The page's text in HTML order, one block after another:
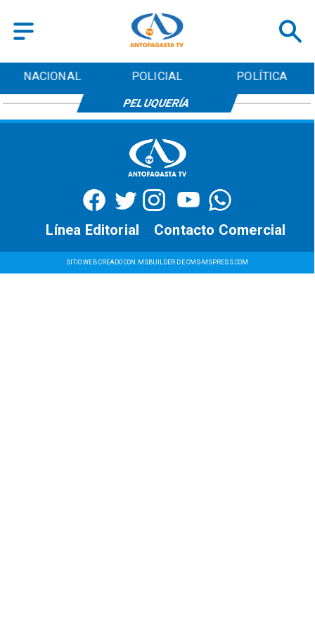
NACIONAL POLICIAL POLÍTICA
PELUQUERÍA
SITIO WEB CREADO CON MSBUILDER DE CMS-MSPRESS.COM
Contacto Comercial
Línea Editorial